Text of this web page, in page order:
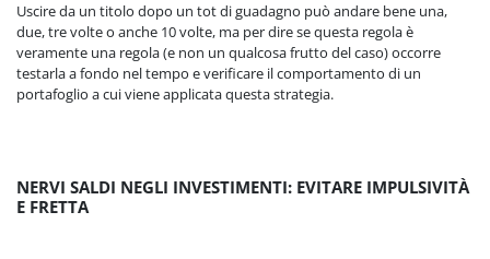
Uscire da un titolo dopo un tot di guadagno può andare bene una,
due, tre volte o anche 10 volte, ma per dire se questa regola è
veramente una regola (e non un qualcosa frutto del caso) occorre
testarla a fondo nel tempo e verificare il comportamento di un
portafoglio a cui viene applicata questa strategia.
NERVI SALDI NEGLI INVESTIMENTI: EVITARE IMPULSIVITÀ
E FRETTA